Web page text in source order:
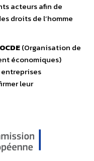
acteurs afin de
droits de l’homme
(Organisation de
économiques)
leur